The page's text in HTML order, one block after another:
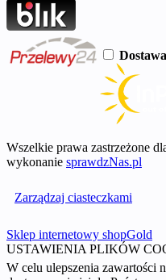
Dostawa
Wszelkie prawa zastrzeżone
wykonanie sprawdzNas.pl
Zarządzaj ciasteczkami
Sklep internetowy shopGold
USTAWIENIA PLIKÓW
W celu ulepszenia zawartości